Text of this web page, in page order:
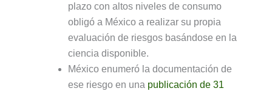
plazo con altos niveles de consumo
obligó a México a realizar su propia
evaluación de riesgos basándose en la
ciencia disponible.
México enumeró la documentación de
ese riesgo en una publicación de 31